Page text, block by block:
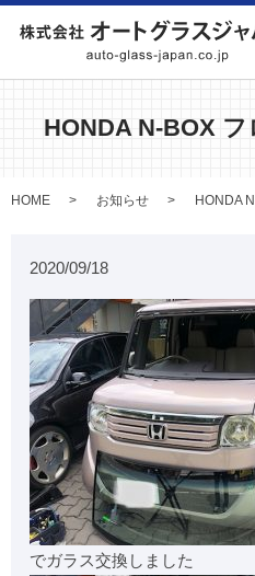
HONDA N-BOX
HOME お知らせ HONDA
2020/09/18
でガラス交換しました